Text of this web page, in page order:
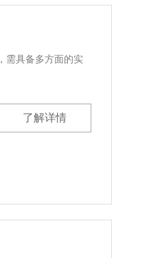
需具备多方面的实
了解详情